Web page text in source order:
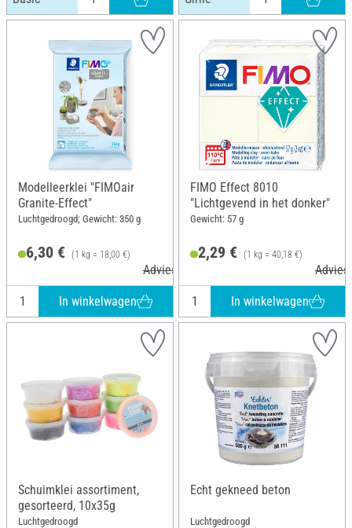
Modelleerklei "FIMOair
Granite-Effect"
Luchtgedroogd; Gewicht: 350 g
6,30 € (1 kg = 18,00 €)
Adviesprijs 7,95 €
In winkelwagen
FIMO Effect 8010
"Lichtgevend in het donker"
Gewicht: 57 g
2,29 € (1 kg = 40,18 €)
In winkelwagen
Schuimklei assortiment,
gesorteerd, 10x35g
Luchtgedroogd
Echt gekneed beton
Luchtgedroogd